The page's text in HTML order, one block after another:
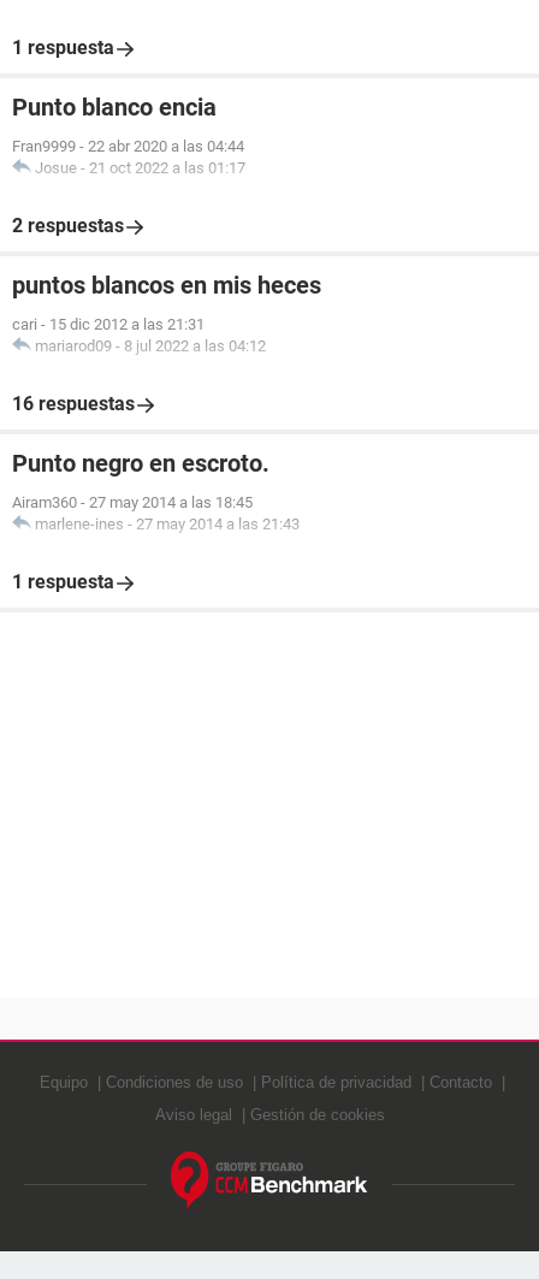
1 respuesta
Punto blanco encia
Fran9999 - 22 abr 2020 a las 04:44
Josue - 21 oct 2022 a las 01:17
2 respuestas
puntos blancos en mis heces
cari - 15 dic 2012 a las 21:31
mariarod09 - 8 jul 2022 a las 04:12
16 respuestas
Punto negro en escroto.
Airam360 - 27 may 2014 a las 18:45
marlene-ines - 27 may 2014 a las 21:43
1 respuesta
Equipo Condiciones de uso Política de privacidad
Contacto
Aviso legal
Gestión de cookies